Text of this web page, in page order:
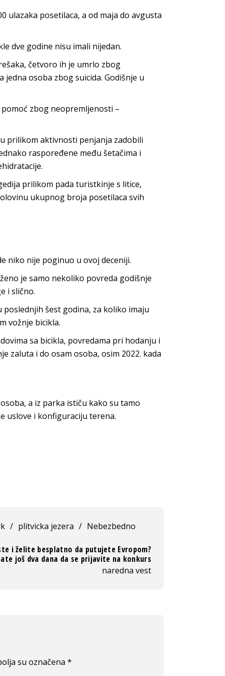
ulazaka posetilaca, a od maja do avgusta
dve godine nisu imali nijedan.
četvoro ih je umrlo zbog
osoba zbog suicida. Godišnje u
zbog neopremljenosti –
prilikom aktivnosti penjanja zadobili
raspoređene među šetačima i
prilikom pada turistkinje s litice,
ukupnog broja posetilaca svih
niko nije poginuo u ovoj deceniji.
je samo nekoliko povreda godišnje
i slično.
šest godina, za koliko imaju
vožnje bicikla.
sa bicikla, povredama pri hodanju i
zaluta i do osam osoba, osim 2022. kada
a iz parka ističu kako su tamo
uslove i konfiguraciju terena.
/ plitvicka jezera / Nebezbedno
i želite besplatno da putujete Evropom?
još dva dana da se prijavite na konkurs
naredna vest
su označena *